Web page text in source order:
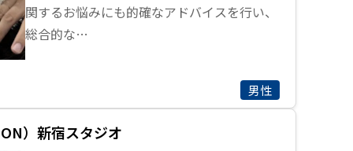
関するお悩みにも的確なアドバイスを行い、
総合的な…
男性
）新宿スタジオ